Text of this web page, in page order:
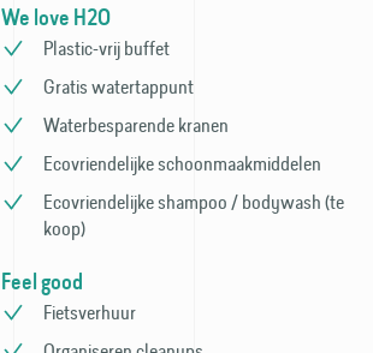
We love H2O
Plastic-vrij buffet
Gratis watertappunt
Waterbesparende kranen
Ecovriendelijke schoonmaak­middelen
Ecovriendelijke shampoo / bodywash (te
koop)
Feel good
Fietsverhuur